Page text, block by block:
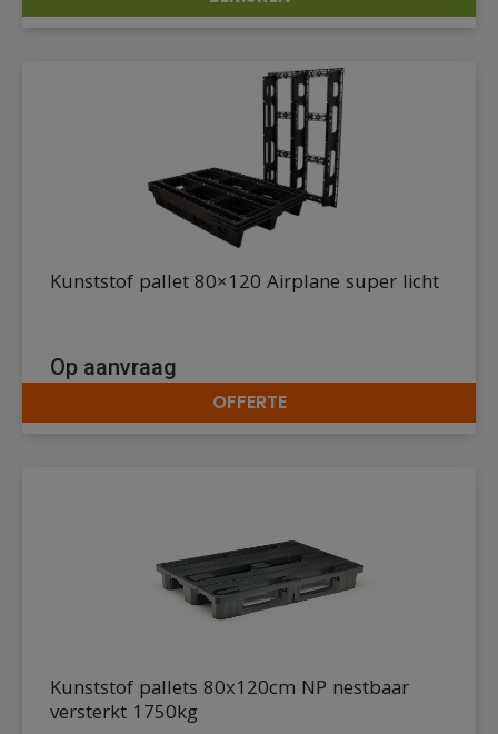
DETAILS
DETAILS
Kunststof pallet 80×120 Airplane super licht
Op aanvraag
OFFERTE
Kunststof pallets 80x120cm NP nestbaar
versterkt 1750kg